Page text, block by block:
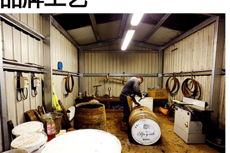
布赫拉迪酒厂坐落于英达尔湖滨，是苏格兰西端的一家酒厂，它
1881年，由罗伯特、威廉和约翰古列哈维联合创建，是苏格兰批
建造厂房的酒厂。1886年以布鲁格拉迪克的名称成立了布鲁克莱
莱岛）酒业有限公司。布鲁克莱迪克只使用苏格兰大麦，他们坚